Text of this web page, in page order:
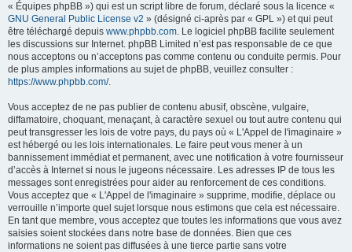
« Équipes phpBB ») qui est un script libre de forum, déclaré sous la licence «
GNU General Public License v2 » (désigné ci-après par « GPL ») et qui peut
être téléchargé depuis www.phpbb.com. Le logiciel phpBB facilite seulement
les discussions sur Internet. phpBB Limited n’est pas responsable de ce que
nous acceptons ou n’acceptons pas comme contenu ou conduite permis. Pour
de plus amples informations au sujet de phpBB, veuillez consulter :
https://www.phpbb.com/.
Vous acceptez de ne pas publier de contenu abusif, obscène, vulgaire,
diffamatoire, choquant, menaçant, à caractère sexuel ou tout autre contenu qui
peut transgresser les lois de votre pays, du pays où « L'Appel de l'imaginaire »
est hébergé ou les lois internationales. Le faire peut vous mener à un
bannissement immédiat et permanent, avec une notification à votre fournisseur
d’accès à Internet si nous le jugeons nécessaire. Les adresses IP de tous les
messages sont enregistrées pour aider au renforcement de ces conditions.
Vous acceptez que « L'Appel de l'imaginaire » supprime, modifie, déplace ou
verrouille n’importe quel sujet lorsque nous estimons que cela est nécessaire.
En tant que membre, vous acceptez que toutes les informations que vous avez
saisies soient stockées dans notre base de données. Bien que ces
informations ne soient pas diffusées à une tierce partie sans votre